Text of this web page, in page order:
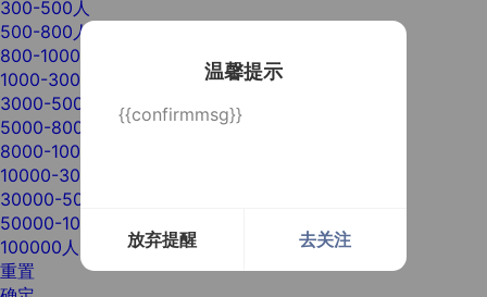
温馨提示
{{confirmmsg}}
放弃提醒 去关注
300-500人
500-800人
800-1000人
1000-3000人
3000-5000人
5000-8000人
8000-10000人
10000-30000人
30000-50000人
50000-100000人
100000人以上
重置